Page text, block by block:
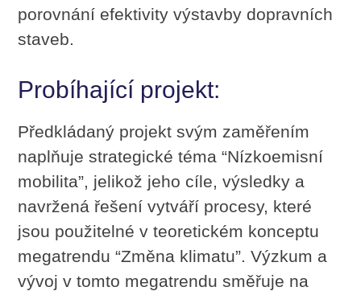
porovnání efektivity výstavby dopravních
staveb.
Probíhající projekt:
Předkládaný projekt svým zaměřením
naplňuje strategické téma “Nízkoemisní
mobilita”, jelikož jeho cíle, výsledky a
navržená řešení vytváří procesy, které
jsou použitelné v teoretickém konceptu
megatrendu “Změna klimatu”. Výzkum a
vývoj v tomto megatrendu směřuje na